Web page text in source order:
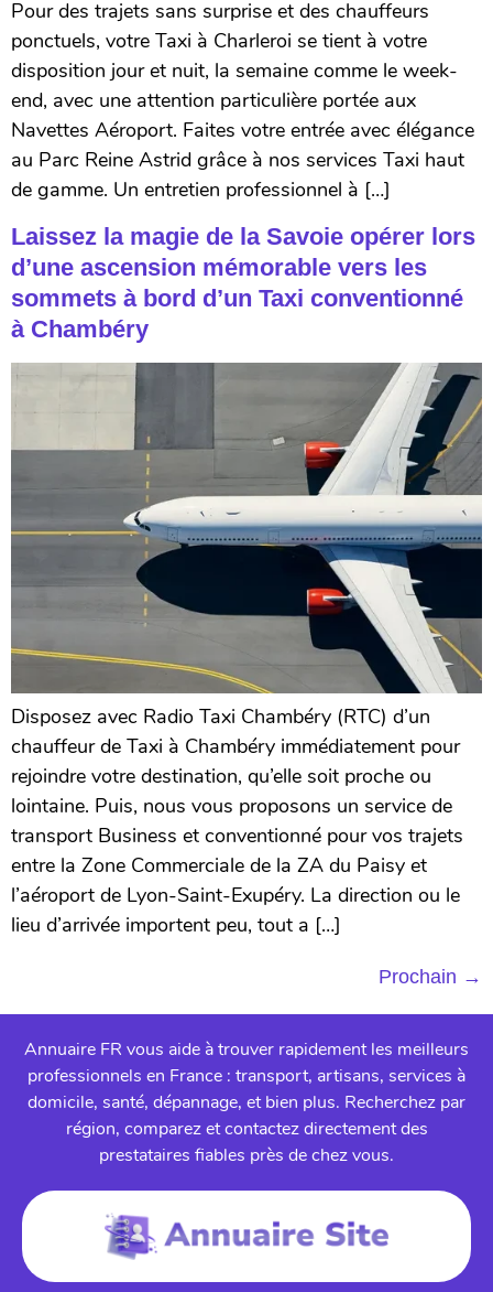
Pour des trajets sans surprise et des chauffeurs
ponctuels, votre Taxi à Charleroi se tient à votre
disposition jour et nuit, la semaine comme le week-
end, avec une attention particulière portée aux
Navettes Aéroport. Faites votre entrée avec élégance
au Parc Reine Astrid grâce à nos services Taxi haut
de gamme. Un entretien professionnel à […]
Laissez la magie de la Savoie opérer lors
d’une ascension mémorable vers les
sommets à bord d’un Taxi conventionné
à Chambéry
Disposez avec Radio Taxi Chambéry (RTC) d’un
chauffeur de Taxi à Chambéry immédiatement pour
rejoindre votre destination, qu’elle soit proche ou
lointaine. Puis, nous vous proposons un service de
transport Business et conventionné pour vos trajets
entre la Zone Commerciale de la ZA du Paisy et
l’aéroport de Lyon-Saint-Exupéry. La direction ou le
lieu d’arrivée importent peu, tout a […]
Prochain →
Annuaire FR vous aide à trouver rapidement les meilleurs
professionnels en France : transport, artisans, services à
domicile, santé, dépannage, et bien plus. Recherchez par
région, comparez et contactez directement des
prestataires fiables près de chez vous.